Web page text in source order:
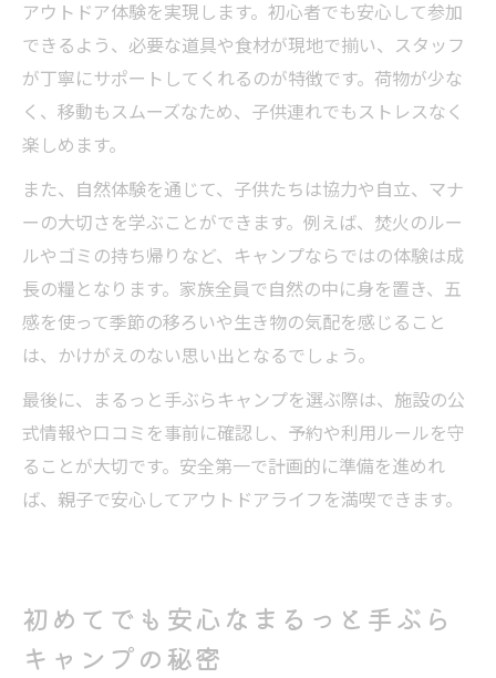
アウトドア体験を実現します。初心者でも安心して参加
できるよう、必要な道具や食材が現地で揃い、スタッフ
が丁寧にサポートしてくれるのが特徴です。荷物が少な
く、移動もスムーズなため、子供連れでもストレスなく
楽しめます。
また、自然体験を通じて、子供たちは協力や自立、マナ
ーの大切さを学ぶことができます。例えば、焚火のルー
ルやゴミの持ち帰りなど、キャンプならではの体験は成
長の糧となります。家族全員で自然の中に身を置き、五
感を使って季節の移ろいや生き物の気配を感じること
は、かけがえのない思い出となるでしょう。
最後に、まるっと手ぶらキャンプを選ぶ際は、施設の公
式情報や口コミを事前に確認し、予約や利用ルールを守
ることが大切です。安全第一で計画的に準備を進めれ
ば、親子で安心してアウトドアライフを満喫できます。
初めてでも安心なまるっと手ぶら
キャンプの秘密